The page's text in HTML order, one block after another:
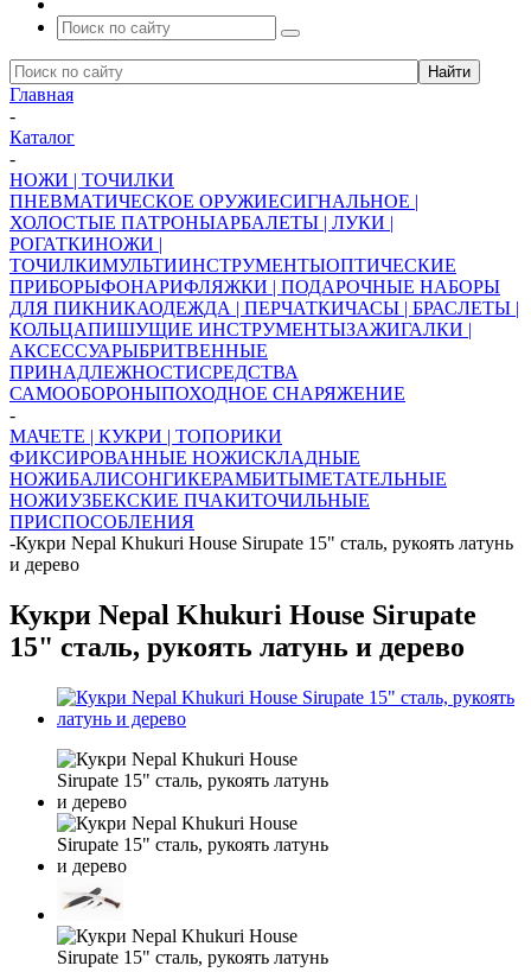
Главная
-
Каталог
-
НОЖИ | ТОЧИЛКИ
ПНЕВМАТИЧЕСКОЕ ОРУЖИЕСИГНАЛЬНОЕ |
ХОЛОСТЫЕ ПАТРОНЫАРБАЛЕТЫ | ЛУКИ |
РОГАТКИНОЖИ |
ТОЧИЛКИМУЛЬТИИНСТРУМЕНТЫОПТИЧЕСКИЕ
ПРИБОРЫФОНАРИФЛЯЖКИ | ПОДАРОЧНЫЕ НАБОРЫ
ДЛЯ ПИКНИКАОДЕЖДА | ПЕРЧАТКИЧАСЫ | БРАСЛЕТЫ |
КОЛЬЦАПИШУЩИЕ ИНСТРУМЕНТЫЗАЖИГАЛКИ |
АКСЕССУАРЫБРИТВЕННЫЕ
ПРИНАДЛЕЖНОСТИСРЕДСТВА
САМООБОРОНЫПОХОДНОЕ СНАРЯЖЕНИЕ
-
МАЧЕТЕ | КУКРИ | ТОПОРИКИ
ФИКСИРОВАННЫЕ НОЖИСКЛАДНЫЕ
НОЖИБАЛИСОНГИКЕРАМБИТЫМЕТАТЕЛЬНЫЕ
НОЖИУЗБЕКСКИЕ ПЧАКИТОЧИЛЬНЫЕ
ПРИСПОСОБЛЕНИЯ
-Кукри Nepal Khukuri House Sirupate 15" сталь, рукоять латунь
и дерево
Кукри Nepal Khukuri House Sirupate
15" сталь, рукоять латунь и дерево